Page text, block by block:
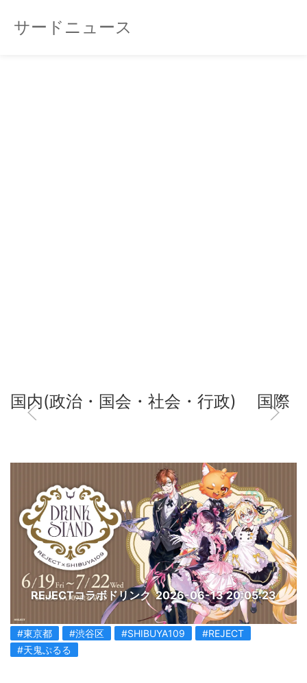
サードニュース
国内(政治・国会・社会・行政) 国際
REJECTコラボドリンク 2026-06-13 20:05:23
#東京都 #渋谷区 #SHIBUYA109
#REJECT
#天鬼ぷるる